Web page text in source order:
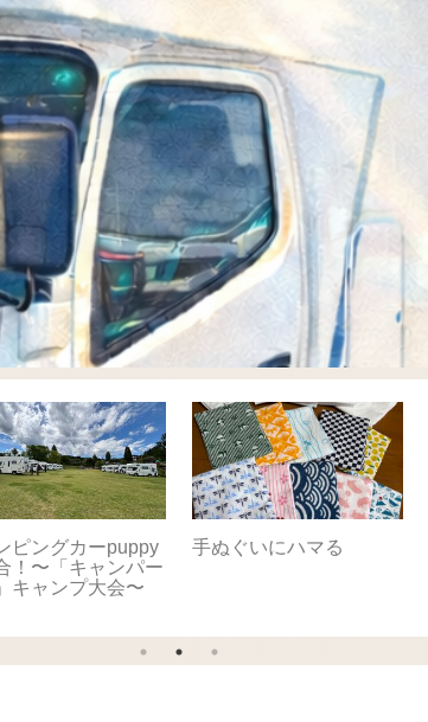
ピングカーpuppy
！〜「キャンパー
キャンプ大会〜
手ぬぐいにハマる